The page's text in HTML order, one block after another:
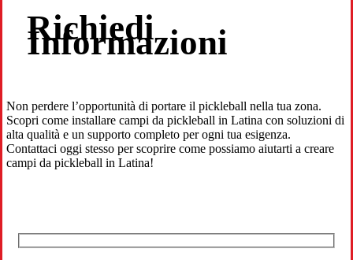
Richiedi
Informazioni
Non perdere l’opportunità di portare il pickleball nella tua zona.
Scopri come installare campi da pickleball in Latina con soluzioni di
alta qualità e un supporto completo per ogni tua esigenza.
Contattaci oggi stesso per scoprire come possiamo aiutarti a creare
campi da pickleball in Latina!